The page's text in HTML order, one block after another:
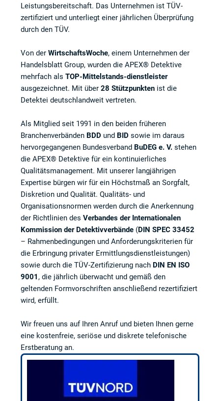
Leistungsbereitschaft. Das Unternehmen ist TÜV-
zertifiziert und unterliegt einer jährlichen Überprüfung
durch den TÜV.
Von derWirtschaftsWoche, einem Unternehmen der
Handelsblatt Group, wurden die APEX® Detektive
mehrfach alsTOP-Mittelstands-dienstleister
ausgezeichnet. Mit über28 Stützpunkten ist die
Detektei deutschlandweit vertreten.
Als Mitglied seit 1991 in den beiden früheren
Branchenverbänden BDD und BID sowie im daraus
hervorgegangenen Bundesverband BuDEG e. V. stehen
die APEX® Detektive für ein kontinuierliches
Qualitätsmanagement. Mit unserer langjährigen
Expertise bürgen wir für ein Höchstmaß an Sorgfalt,
Diskretion und Qualität. Qualitäts- und
Organisationsnormen werden durch die Anerkennung
der Richtlinien desVerbandes der Internationalen
Kommission der Detektivverbände (DIN SPEC 33452
– Rahmenbedingungen und Anforderungskriterien für
die Erbringung privater Ermittlungsdienstleistungen)
sowie durch die TÜV-Zertifizierung nach DIN EN ISO
9001 , die jährlich überwacht und gemäß den
geltenden Formvorschriften anschließend rezertifiziert
wird, erfüllt.
Wir freuen uns auf Ihren Anruf und bieten Ihnen gerne
eine kostenfreie, seriöse und diskrete telefonische
Erstberatung an.